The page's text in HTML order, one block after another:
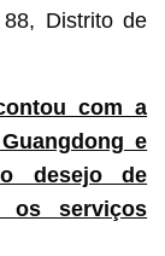
Distrito de
com a
e
desejo de
os serviços